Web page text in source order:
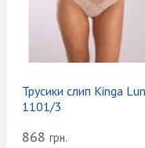
Трусики слип Kinga
1101/3
868 грн.